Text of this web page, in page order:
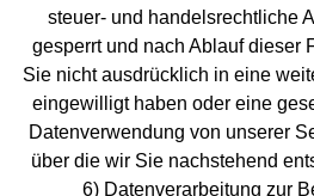
steuer- und handelsrechtliche
gesperrt und nach Ablauf dieser
Sie nicht ausdrücklich in eine
eingewilligt haben oder eine
Datenverwendung von unserer
über die wir Sie nachstehend
6) Datenverarbeitung zur